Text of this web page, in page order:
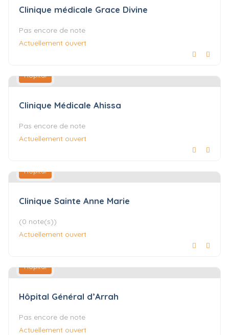
Clinique médicale Grace Divine
Pas encore de note
Actuellement ouvert
Hôpital
Clinique Médicale Ahissa
Pas encore de note
Actuellement ouvert
Hôpital
Clinique Sainte Anne Marie
(0 note(s))
Actuellement ouvert
Hôpital
Hôpital Général d’Arrah
Pas encore de note
Actuellement ouvert